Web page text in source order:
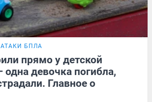
АТАКИ БПЛА
прямо у детской
девочка погибла,
Главное о